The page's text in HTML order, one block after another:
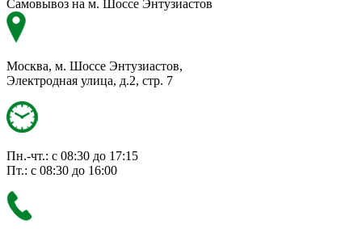
Самовывоз на м. Шоссе Энтузиастов
Москва, м. Шоссе Энтузиастов,
Электродная улица, д.2, стр. 7
Пн.-чт.: с 08:30 до 17:15
Пт.: с 08:30 до 16:00